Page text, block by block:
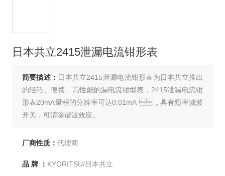
日本共立2415泄漏电流钳形表
简要描述： 日本共立2415泄漏电流钳形表为日本共立推出
的轻巧、便携、高性能的漏电流钳型表，2415泄漏电流钳
形表20mA量程的分辨率可达0.01mA ，具有频率滤波
开关，可清除谐波效应。
厂商性质： 代理商
品 牌 ： KYORITSU/日本共立